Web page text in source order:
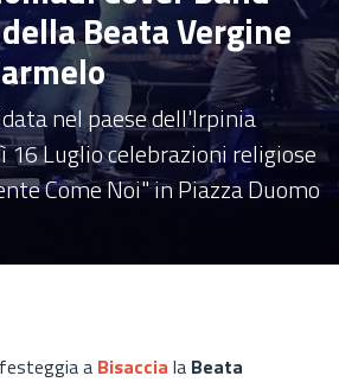
Beata Vergine
nel paese dell'Irpinia
Luglio celebrazioni religiose
Come Noi" in Piazza Duomo
a Bisaccia la Beata